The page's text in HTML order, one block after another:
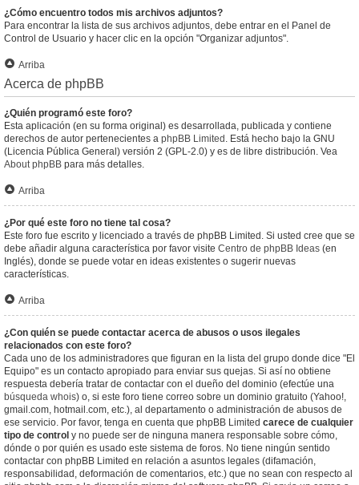
¿Cómo encuentro todos mis archivos adjuntos?
Para encontrar la lista de sus archivos adjuntos, debe entrar en el Panel de
Control de Usuario y hacer clic en la opción "Organizar adjuntos".
Arriba
Acerca de phpBB
¿Quién programó este foro?
Esta aplicación (en su forma original) es desarrollada, publicada y contiene
derechos de autor pertenecientes a phpBB Limited . Está hecho bajo la GNU
(Licencia Pública General) versión 2 (GPL-2.0) y es de libre distribución. Vea
About phpBB para más detalles.
Arriba
¿Por qué este foro no tiene tal cosa?
Este foro fue escrito y licenciado a través de phpBB Limited. Si usted cree que se
debe añadir alguna característica por favor visite Centro de phpBB Ideas (en
Inglés), donde se puede votar en ideas existentes o sugerir nuevas
características.
Arriba
¿Con quién se puede contactar acerca de abusos o usos ilegales
relacionados con este foro?
Cada uno de los administradores que figuran en la lista del grupo donde dice "El
Equipo" es un contacto apropiado para enviar sus quejas. Si así no obtiene
respuesta debería tratar de contactar con el dueño del dominio (efectúe una
búsqueda whois) o, si este foro tiene correo sobre un dominio gratuito (Yahoo!,
gmail.com, hotmail.com, etc.), al departamento o administración de abusos de
ese servicio. Por favor, tenga en cuenta que phpBB Limited carece de cualquier
tipo de control y no puede ser de ninguna manera responsable sobre cómo,
dónde o por quién es usado este sistema de foros. No tiene ningún sentido
contactar con phpBB Limited en relación a asuntos legales (difamación,
responsabilidad, deformación de comentarios, etc.) que no sean con respecto al